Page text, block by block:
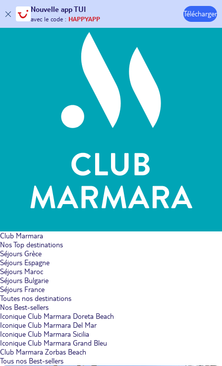
Nouvelle app TUI
30€ offerts*sur votrevoyage !
avec le code :HAPPYAPP
Télécharger
Hôtels & Clubs
Club Marmara
Nos Top destinations
Séjours Grèce
Séjours Espagne
Séjours Maroc
Séjours Bulgarie
Séjours France
Toutes nos destinations
Nos Best-sellers
Iconique Club Marmara Doreta Beach
Iconique Club Marmara Del Mar
Iconique Club Marmara Sicilia
Iconique Club Marmara Grand Bleu
Club Marmara Zorbas Beach
Tous nos Best-sellers